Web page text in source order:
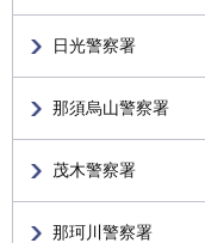
日光警察署
那須烏山警察署
茂木警察署
那珂川警察署